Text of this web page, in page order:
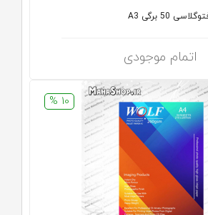
اتمام موجودی
10 %